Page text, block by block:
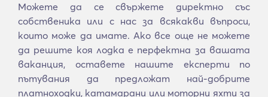
Можете да се свържете директно със
собственика или с нас за всякакви въпроси,
които може да имате. Ако все още не можете
да решите коя лодка е перфектна за вашата
ваканция, оставете нашите експерти по
пътувания да предложат най-добрите
платноходки, катамарани или моторни яхти за